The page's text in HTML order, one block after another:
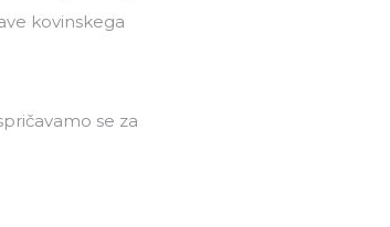
kovinskega
se za